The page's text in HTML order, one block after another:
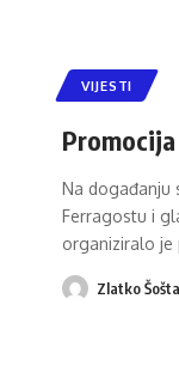
VIJESTI
Na događanju
Ferragostu i
organiziralo je
Zlatko